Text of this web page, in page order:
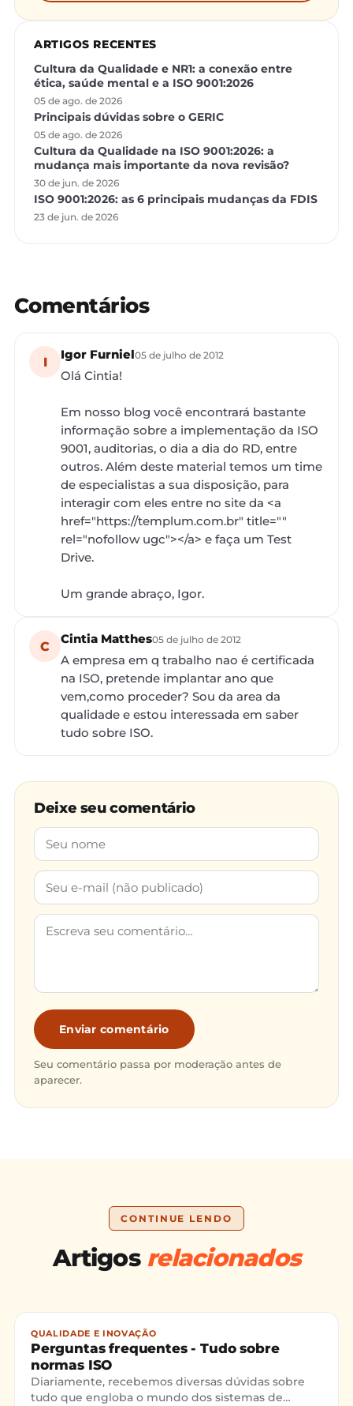
ARTIGOS RECENTES
Cultura da Qualidade e NR1: a conexão entre
ética, saúde mental e a ISO 9001:2026
05 de ago. de 2026
Principais dúvidas sobre o GERIC
05 de ago. de 2026
Cultura da Qualidade na ISO 9001:2026: a
mudança mais importante da nova revisão?
30 de jun. de 2026
ISO 9001:2026: as 6 principais mudanças da FDIS
23 de jun. de 2026
Comentários
I Igor Furniel05 de julho de 2012
Olá Cintia!
Em nosso blog você encontrará bastante
informação sobre a implementação da ISO
9001, auditorias, o dia a dia do RD, entre
outros. Além deste material temos um time
de especialistas a sua disposição, para
interagir com eles entre no site da <a
href="https://templum.com.br" title=""
rel="nofollow ugc"></a> e faça um Test
Drive.
Um grande abraço, Igor.
C Cintia Matthes05 de julho de 2012
A empresa em q trabalho nao é certificada
na ISO, pretende implantar ano que
vem,como proceder? Sou da area da
qualidade e estou interessada em saber
tudo sobre ISO.
Deixe seu comentário
Enviar comentário
Seu comentário passa por moderação antes de
aparecer.
CONTINUE LENDO
Artigos relacionados
QUALIDADE E INOVAÇÃO
Perguntas frequentes - Tudo sobre
normas ISO
Diariamente, recebemos diversas dúvidas sobre
tudo que engloba o mundo dos sistemas de